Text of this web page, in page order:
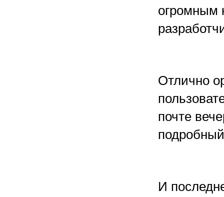
огромным
Отлично
почте
И